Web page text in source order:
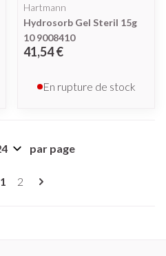
Hartmann
Hydrosorb Gel Steril 15g
10 9008410
41,54 €
En rupture de stock
Pages
Vous lisez actuellement la page
1 Page
2
par page